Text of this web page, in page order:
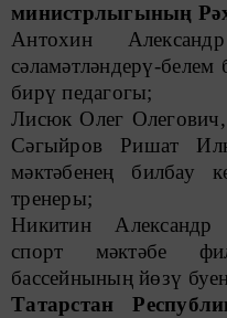
министрлыгының
Антохин
сәламәтләндерү-
бирү педагогы;
Лисюк Олег Олегович,
Сәгыйров Ришат
мәктәбенең билбау
тренеры;
Никитин
спорт мәктәбе
бассейнының йөзү
Татарстан